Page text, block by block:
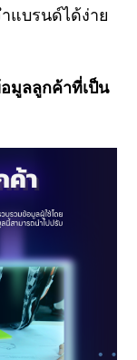
แบรนด์ได้ง่าย
มูลลูกค้าที่เป็น